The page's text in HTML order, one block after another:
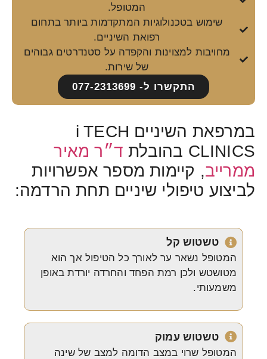
המטופל.
שימוש בטכנולוגיות המתקדמות ביותר בתחום
רפואת השיניים.
מחויבות למצוינות והקפדה על סטנדרטים גבוהים
של שירות.
התקשרו ל- 077-2313699
במרפאת השיניים i TECH
CLINICS בהובלת
ד״ר מאיר
ממרייב, קיימות מספר אפשרויות
לביצוע טיפולי שיניים תחת הרדמה:
טשטוש קל
המטופל נשאר ער לאורך כל הטיפול אך הוא
מטושטש ולכן רמת הפחד והחרדה יורדת באופן
משמעותי.
טשטוש עמוק
המטופל שרוי במצב הדומה למצב של שינה